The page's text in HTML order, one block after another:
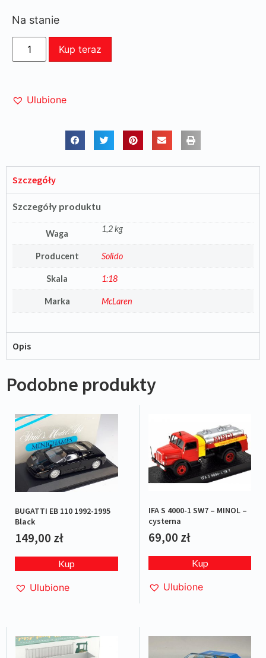
Na stanie
Kup teraz
Ulubione
Szczegóły
Szczegóły produktu
Waga 1,2 kg
Producent Solido
Skala 1:18
Marka McLaren
Opis
Podobne produkty
BUGATTI EB 110 1992-1995
Black
149,00 zł
Kup
Ulubione
IFA S 4000-1 SW7 – MINOL –
cysterna
69,00 zł
Kup
Ulubione